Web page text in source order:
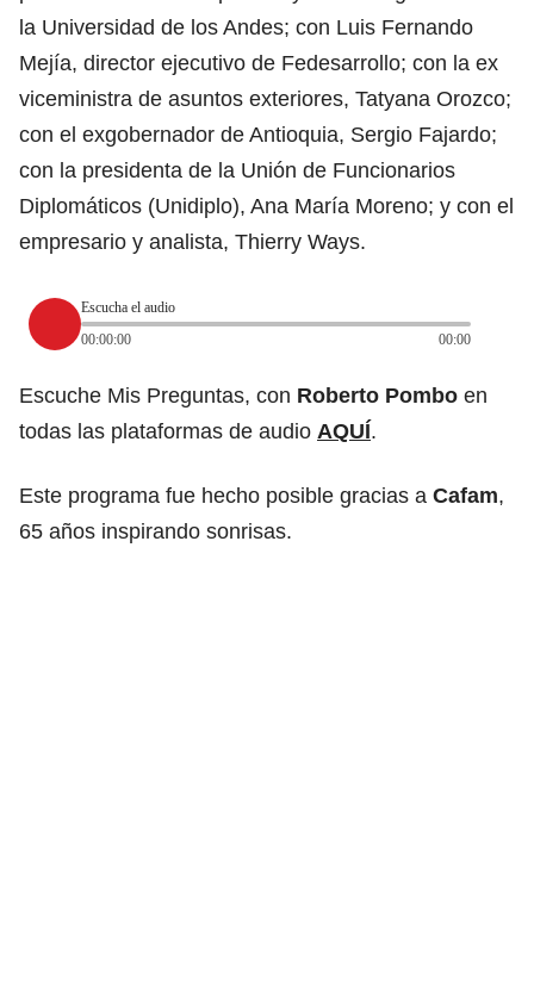
la Universidad de los Andes; con Luis Fernando
Mejía, director ejecutivo de Fedesarrollo; con la ex
viceministra de asuntos exteriores, Tatyana Orozco;
con el exgobernador de Antioquia, Sergio Fajardo;
con la presidenta de la Unión de Funcionarios
Diplomáticos (Unidiplo), Ana María Moreno; y con el
empresario y analista, Thierry Ways.
Escucha el audio
00:00:00
00:00
Escuche Mis Preguntas, con Roberto Pombo en
todas las plataformas de audio AQUÍ.
Este programa fue hecho posible gracias a Cafam,
65 años inspirando sonrisas.